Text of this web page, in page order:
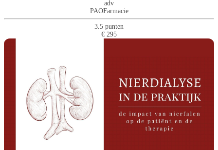
adv
PAOFarmacie
3.5 punten
€ 295